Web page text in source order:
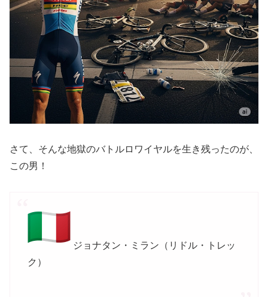
さて、そんな地獄のバトルロワイヤルを生き残ったのが、
この男！
ジョナタン・ミラン（リドル・トレッ
ク）